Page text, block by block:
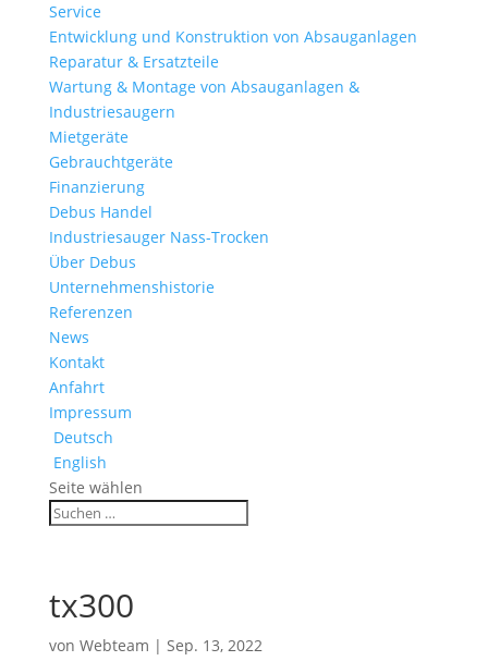
Service
Entwicklung und Konstruktion von Absauganlagen
Reparatur & Ersatzteile
Wartung & Montage von Absauganlagen &
Industriesaugern
Mietgeräte
Gebrauchtgeräte
Finanzierung
Debus Handel
Industriesauger Nass-Trocken
Über Debus
Unternehmenshistorie
Referenzen
News
Kontakt
Anfahrt
Impressum
Deutsch
English
Seite wählen
tx300
von Webteam | Sep. 13, 2022